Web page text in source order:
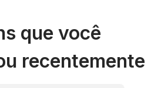
que você
recentemente